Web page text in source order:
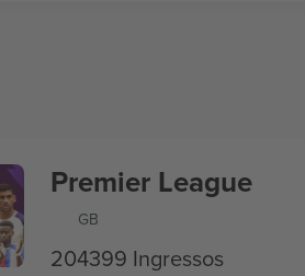
Premier League
GB
204399 Ingressos